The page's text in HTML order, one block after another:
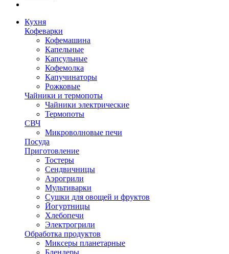
Кухня
Кофеварки
Кофемашина
Капельные
Капсульные
Кофемолка
Капучинаторы
Рожковые
Чайники и термопоты
Чайники электрические
Термопоты
СВЧ
Микроволновые печи
Посуда
Приготовление
Тостеры
Сендвичницы
Аэрогрили
Мультиварки
Сушки для овощей и фруктов
Йогуртницы
Хлебопечи
Электрогрили
Обработка продуктов
Миксеры планетарные
Блендеры